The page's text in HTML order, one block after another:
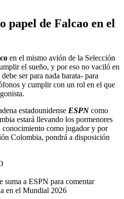
papel de Falcao en el
en el mismo avión de la Selección
el sueño, y por eso no vaciló en
ser para nada barata- para
y cumplir con un rol en el que
estadounidense ESPN como
estará llevando los pormenores
como jugador y por
Colombia, pondrá a disposición
a ESPN para comentar
en el Mundial 2026